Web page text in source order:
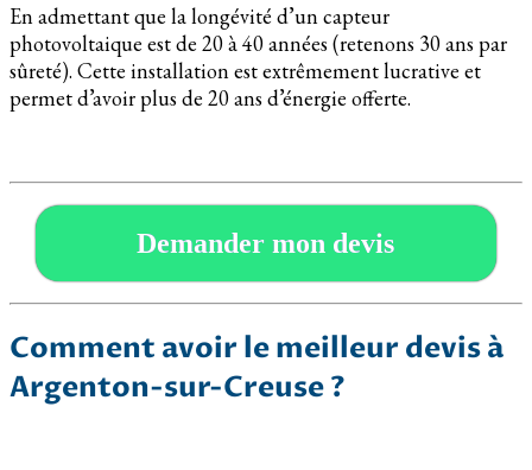
En admettant que la longévité d’un capteur
photovoltaique est de 20 à 40 années (retenons 30 ans par
sûreté). Cette installation est extrêmement lucrative et
permet d’avoir plus de 20 ans d’énergie offerte.
Demander mon devis
Comment avoir le meilleur devis à
Argenton-sur-Creuse ?